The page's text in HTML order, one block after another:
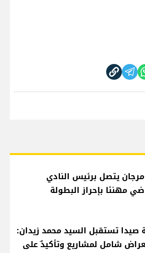
يتصل برئيس النادي
مهنئا بإحراز البطولة
صيدا تستقبل السيد محمد زيدان:
شامل لمشاريع وتأكيدٌ على